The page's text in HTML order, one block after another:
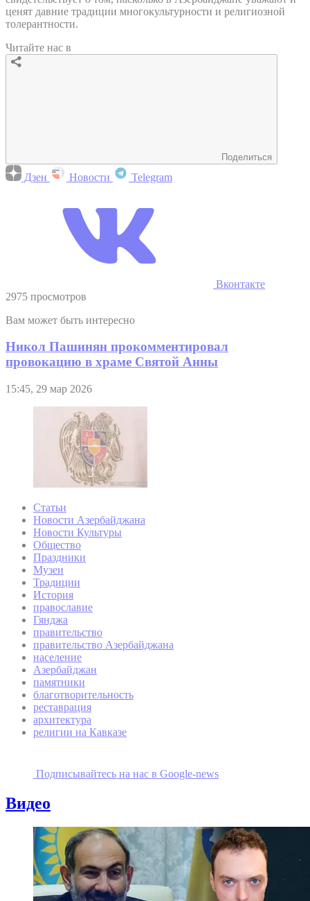
ценят давние традиции многокультурности и религиозной
толерантности.
Читайте нас в
Поделиться
Дзен Новости Telegram
Вконтакте
2975 просмотров
Вам может быть интересно
Никол Пашинян прокомментировал
провокацию в храме Святой Анны
15:45, 29 мар 2026
Статьи
Новости Азербайджана
Новости Культуры
Общество
Праздники
Музеи
Традиции
История
православие
Гянджа
правительство
правительство Азербайджана
население
Азербайджан
памятники
благотворительность
реставрация
архитектура
религии на Кавказе
Подписывайтесь на наc в Google-news
Видео